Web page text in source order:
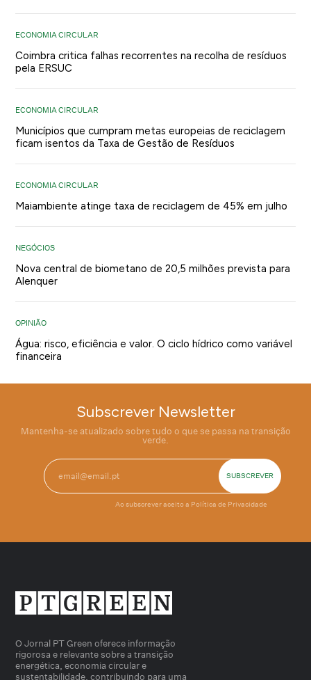
ECONOMIA CIRCULAR
Coimbra critica falhas recorrentes na recolha de resíduos
pela ERSUC
ECONOMIA CIRCULAR
Municípios que cumpram metas europeias de reciclagem
ficam isentos da Taxa de Gestão de Resíduos
ECONOMIA CIRCULAR
Maiambiente atinge taxa de reciclagem de 45% em julho
NEGÓCIOS
Nova central de biometano de 20,5 milhões prevista para
Alenquer
OPINIÃO
Água: risco, eficiência e valor. O ciclo hídrico como variável
financeira
Subscrever Newsletter
Mantenha-se atualizado sobre tudo o que se passa na transição
verde.
Ao subscrever aceito a Política de Privacidade
O Jornal PT Green oferece informação
rigorosa e relevante sobre a transição
energética, economia circular e
sustentabilidade, contribuindo para uma